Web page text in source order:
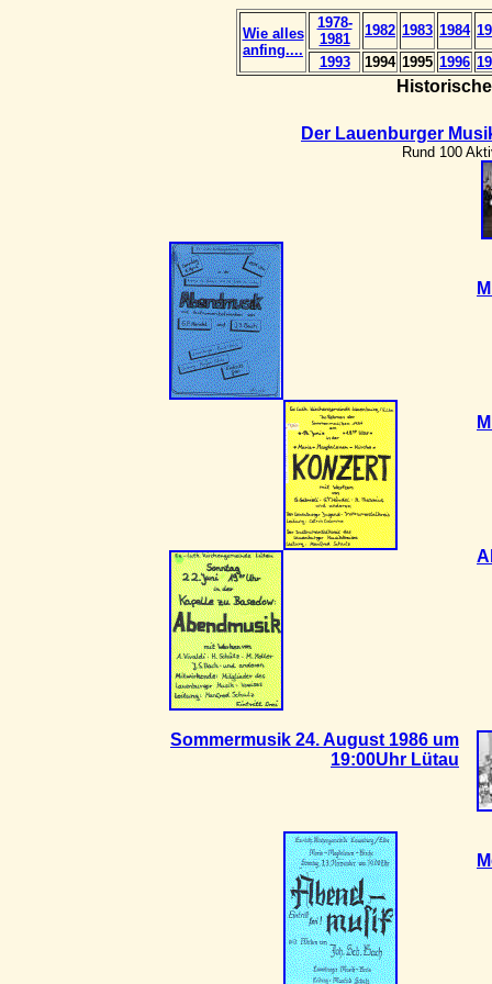
Wie alles
anfing....
1978-
1981
1982 1983 1984
1993
1994 1995 1996
Der Lauenburger
Rund 100
Sommermusik 24. August 1986 um
19:00Uhr Lütau